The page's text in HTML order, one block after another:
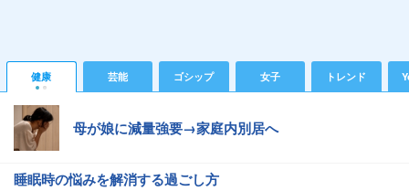
健康 芸能 ゴシップ 女子 トレンド
母が娘に減量強要→家庭内別居へ
睡眠時の悩みを解消する過ごし方